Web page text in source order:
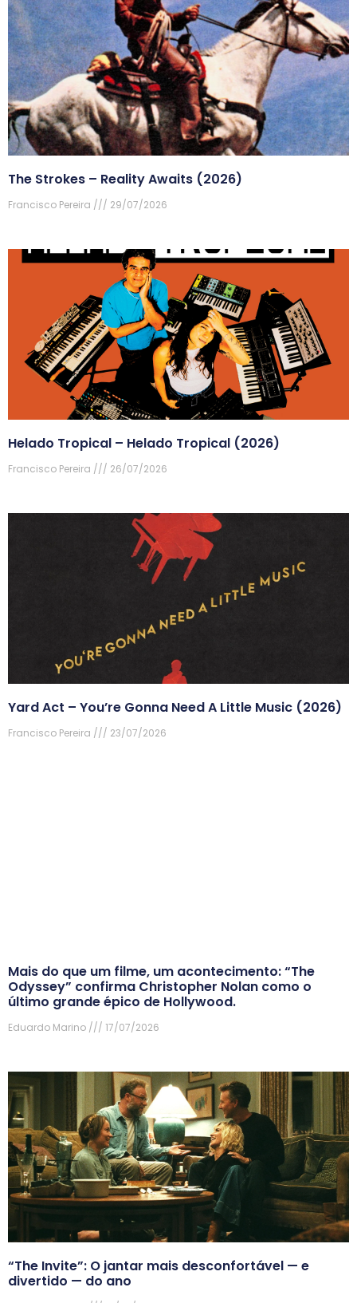
The Strokes – Reality Awaits (2026)
Francisco Pereira 29/07/2026
Helado Tropical – Helado Tropical (2026)
Francisco Pereira 26/07/2026
Yard Act – You’re Gonna Need A Little Music (2026)
Francisco Pereira 23/07/2026
Mais do que um filme, um acontecimento: “The
Odyssey” confirma Christopher Nolan como o
último grande épico de Hollywood.
Eduardo Marino 17/07/2026
“The Invite”: O jantar mais desconfortável — e
divertido — do ano